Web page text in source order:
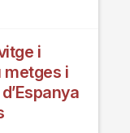
i
metges i